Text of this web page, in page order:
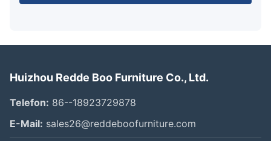
Huizhou Redde Boo Furniture Co., Ltd.
Telefon: 86--18923729878
E-Mail: sales26@reddeboofurniture.com